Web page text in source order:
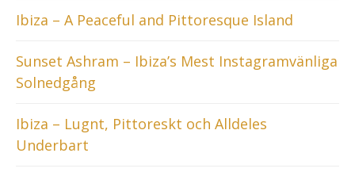
Ibiza – A Peaceful and Pittoresque Island
Sunset Ashram – Ibiza’s Mest Instagramvänliga
Solnedgång
Ibiza – Lugnt, Pittoreskt och Alldeles
Underbart